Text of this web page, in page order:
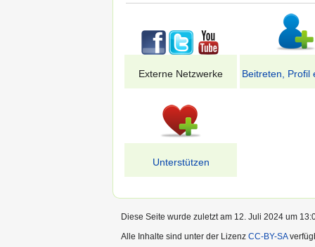
Externe Netzwerke Beitreten, Profil
Unterstützen
Diese Seite wurde zuletzt am 12. Juli 2024 um
Alle Inhalte sind unter der Lizenz CC-BY-SA